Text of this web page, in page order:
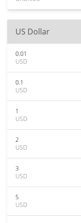
US Dollar
0.01
USD
0.1
USD
1
USD
2
USD
3
USD
5
USD